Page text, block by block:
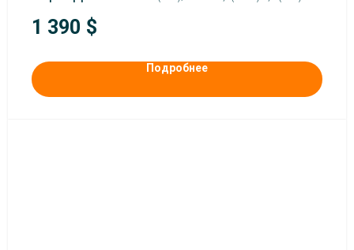
1 390 $
Подробнее